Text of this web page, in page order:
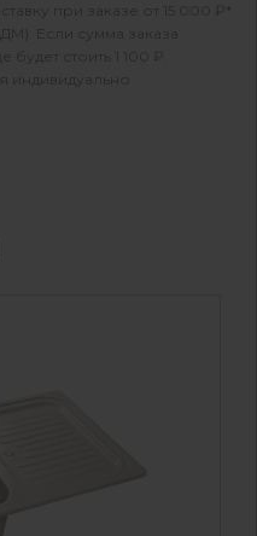
при заказе от 15 000 ₽*
Если сумма заказа
стоить 1 100 ₽.
индивидуально